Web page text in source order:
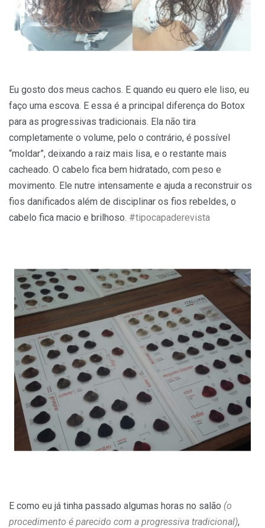
Eu gosto dos meus cachos. E quando eu quero ele liso, eu
faço uma escova. E essa é a principal diferença do Botox
para as progressivas tradicionais. Ela não tira
completamente o volume, pelo o contrário, é possível
“moldar”, deixando a raiz mais lisa, e o restante mais
cacheado. O cabelo fica bem hidratado, com peso e
movimento. Ele nutre intensamente e ajuda a reconstruir os
fios danificados além de disciplinar os fios rebeldes, o
cabelo fica macio e brilhoso. #tipocapaderevista
E como eu já tinha passado algumas horas no salão (o
procedimento é parecido com a progressiva tradicional),